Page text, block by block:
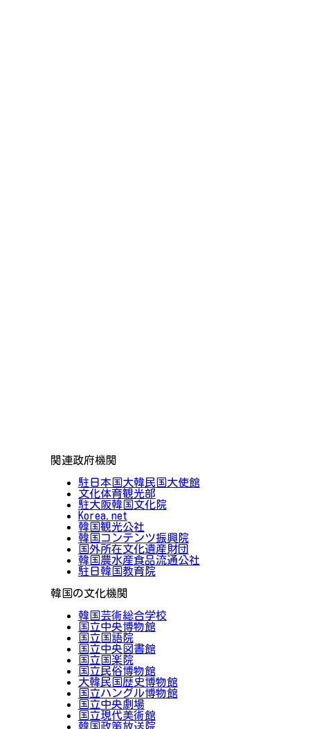
関連政府機関
駐日本国大韓民国大使館
文化体育観光部
駐大阪韓国文化院
Korea.net
韓国観光公社
韓国コンテンツ振興院
国外所在文化遺産財団
韓国農水産食品流通公社
駐日韓国教育院
韓国の文化機関
韓国芸術総合学校
国立中央博物館
国立国語院
国立中央図書館
国立国楽院
国立民俗博物館
大韓民国歴史博物館
国立ハングル博物館
国立中央劇場
国立現代美術館
韓国政策放送院